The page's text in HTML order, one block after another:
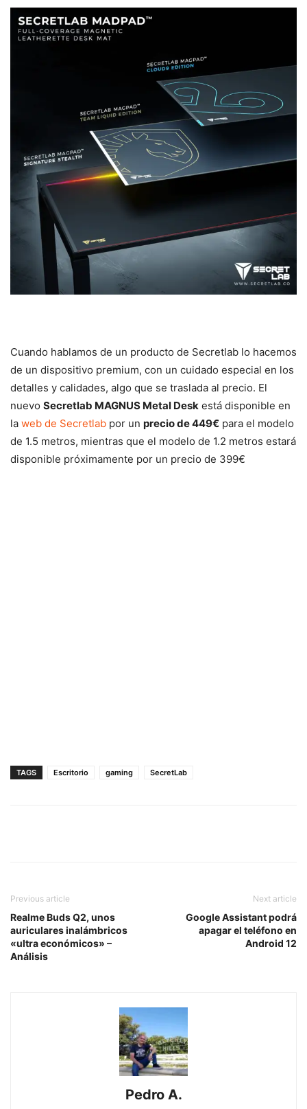
Cuando hablamos de un producto de Secretlab lo hacemos
de un dispositivo premium, con un cuidado especial en los
detalles y calidades, algo que se traslada al precio. El
nuevo Secretlab MAGNUS Metal Desk está disponible en
la web de Secretlab por un precio de 449€ para el modelo
de 1.5 metros, mientras que el modelo de 1.2 metros estará
disponible próximamente por un precio de 399€
TAGS Escritorio gaming SecretLab
Previous article
Realme Buds Q2, unos
auriculares inalámbricos
«ultra económicos» –
Análisis
Next article
Google Assistant podrá
apagar el teléfono en
Android 12
Pedro A.